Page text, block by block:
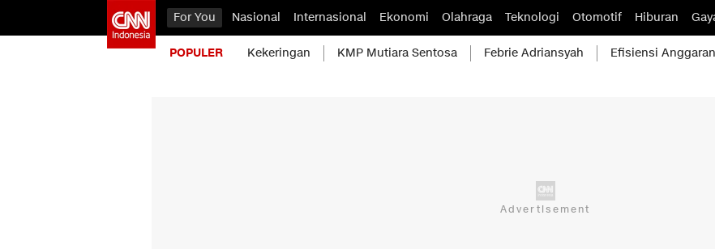
For You Nasional Internasional Ekonomi Olahraga Teknologi Otomotif Hiburan
POPULER Kekeringan KMP Mutiara Sentosa Febrie Adriansyah Efisiensi Anggaran